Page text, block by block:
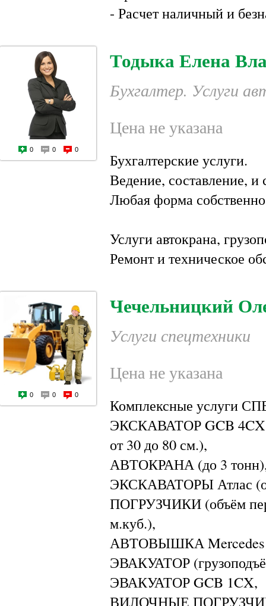
- Расчет наличный и
0 0 0
Тодыка Елена
Бухгалтер. Услуги
Цена не указана
Бухгалтерские услуги.
Ведение, составление, и
Любая форма
Услуги автокрана,
Ремонт и техническое
0 0 0
Чечельницкий
Услуги спецтехники
Цена не указана
Комплексные услуги
ЭКСКАВАТОР GCB 4CX
от 30 до 80 см.),
АВТОКРАНА (до 3
ЭКСКАВАТОРЫ Атлас
ПОГРУЗЧИКИ (объём
м.куб.),
АВТОВЫШКА Mercedes
ЭВАКУАТОР
ЭВАКУАТОР GCB 1CX,
ВИЛОЧНЫЕ